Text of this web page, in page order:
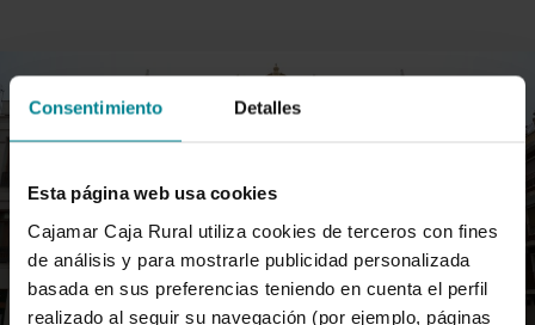
Consentimiento Detalles
Esta página web usa cookies
Cajamar Caja Rural utiliza cookies de terceros con fines
de análisis y para mostrarle publicidad personalizada
basada en sus preferencias teniendo en cuenta el perfil
realizado al seguir su navegación (por ejemplo, páginas